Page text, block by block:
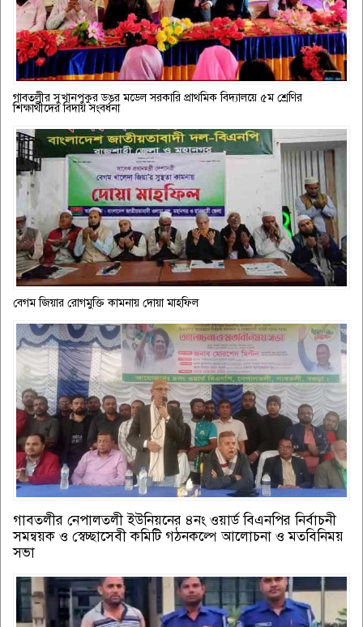
গাবতলীর সুখানপুকুর ডঙর মডেল সরকারি প্রাথমিক বিদ্যালয়ে ৫ম শ্রেণির
শিক্ষার্থীদের বিদায় সংবর্ধনা
বেগম জিয়ার রোগমুক্তি কামনায় দোয়া মাহফিল
গাবতলীর নেপালতলী ইউনিয়নের ৪নং ওয়ার্ড বিএনপির নির্বাচনী
সমন্বয়ক ও স্বেচ্ছাসেবী কমিটি গঠনকল্পে আলোচনা ও মতবিনিময়
সভা